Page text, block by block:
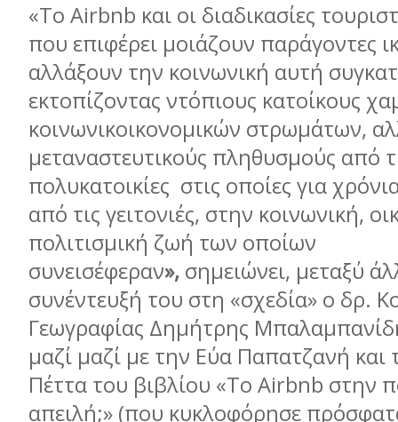
«Το Airbnb και οι διαδικασίες
που επιφέρει μοιάζουν παράγοντες
αλλάξουν την κοινωνική αυτή
εκτοπίζοντας ντόπιους κατοίκους
κοινωνικοικονομικών στρωμάτων,
μεταναστευτικούς πληθυσμούς από
πολυκατοικίες στις οποίες για
από τις γειτονιές, στην κοινωνική,
πολιτισμική ζωή των οποίων
συνεισέφεραν», σημειώνει, μεταξύ
συνέντευξή του στη «σχεδία» ο δρ.
Γεωγραφίας Δημήτρης
μαζί μαζί με την Εύα Παπατζανή
Πέττα του βιβλίου «Το Airbnb στην
απειλή;» (που κυκλοφόρησε